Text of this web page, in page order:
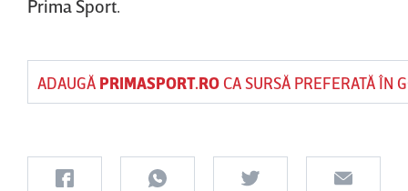
Prima Sport.
ADAUGĂ PRIMASPORT.ROCA SURSĂ PREFERATĂ ÎN